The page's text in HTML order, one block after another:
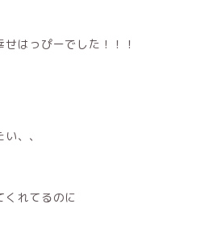
はっぴーでした！！！
、、
くれてるのに